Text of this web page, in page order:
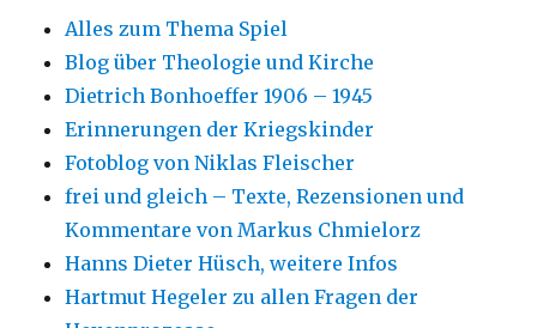
Alles zum Thema Spiel
Blog über Theologie und Kirche
Dietrich Bonhoeffer 1906 – 1945
Erinnerungen der Kriegskinder
Fotoblog von Niklas Fleischer
frei und gleich – Texte, Rezensionen und
Kommentare von Markus Chmielorz
Hanns Dieter Hüsch, weitere Infos
Hartmut Hegeler zu allen Fragen der